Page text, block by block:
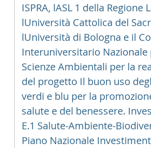
ISPRA, lASL 1 della Regione
lUniversità Cattolica del
lUniversità di Bologna e il
Interuniversitario Nazionale
Scienze Ambientali per la
del progetto Il buon uso
verdi e blu per la
salute e del benessere.
E.1 Salute-Ambiente-
Piano Nazionale